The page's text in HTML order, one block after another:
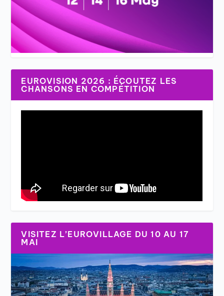
EUROVISION 2026 : ÉCOUTEZ LES
CHANSONS EN COMPÉTITION
VISITEZ L’EUROVILLAGE DU 10 AU 17
MAI